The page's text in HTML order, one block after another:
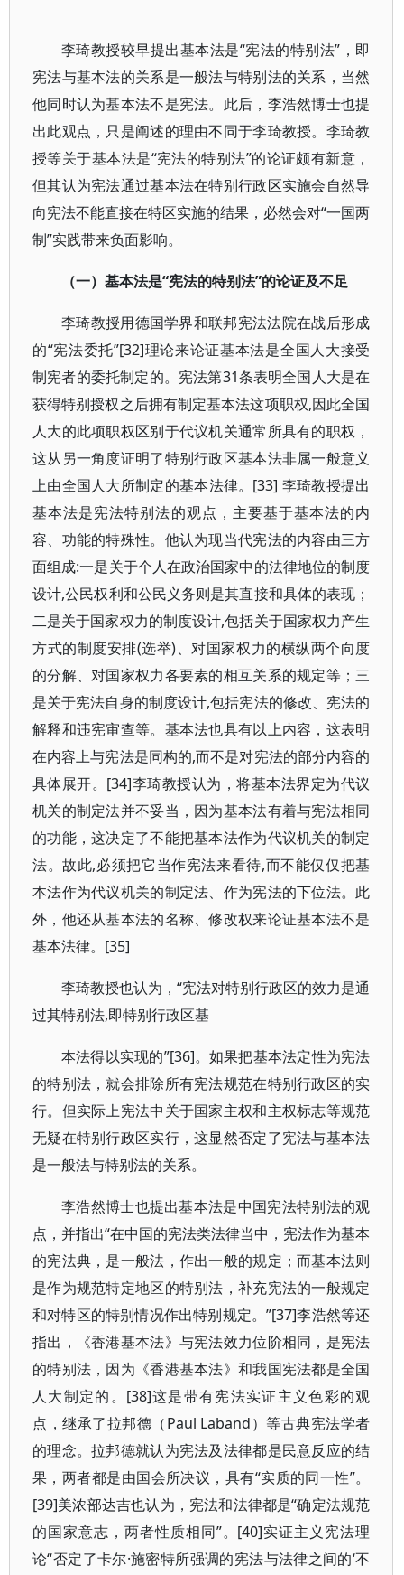
李琦教授较早提出基本法是“宪法的特别法”，即
宪法与基本法的关系是一般法与特别法的关系，当然
他同时认为基本法不是宪法。此后，李浩然博士也提
出此观点，只是阐述的理由不同于李琦教授。李琦教
授等关于基本法是“宪法的特别法”的论证颇有新意，
但其认为宪法通过基本法在特别行政区实施会自然导
向宪法不能直接在特区实施的结果，必然会对“一国两
制”实践带来负面影响。
（一）基本法是“宪法的特别法”的论证及不足
李琦教授用德国学界和联邦宪法法院在战后形成
的“宪法委托”[32]理论来论证基本法是全国人大接受
制宪者的委托制定的。宪法第31条表明全国人大是在
获得特别授权之后拥有制定基本法这项职权,因此全国
人大的此项职权区别于代议机关通常所具有的职权，
这从另一角度证明了特别行政区基本法非属一般意义
上由全国人大所制定的基本法律。[33] 李琦教授提出
基本法是宪法特别法的观点，主要基于基本法的内
容、功能的特殊性。他认为现当代宪法的内容由三方
面组成:一是关于个人在政治国家中的法律地位的制度
设计,公民权利和公民义务则是其直接和具体的表现；
二是关于国家权力的制度设计,包括关于国家权力产生
方式的制度安排(选举)、对国家权力的横纵两个向度
的分解、对国家权力各要素的相互关系的规定等；三
是关于宪法自身的制度设计,包括宪法的修改、宪法的
解释和违宪审查等。基本法也具有以上内容，这表明
在内容上与宪法是同构的,而不是对宪法的部分内容的
具体展开。[34]李琦教授认为，将基本法界定为代议
机关的制定法并不妥当，因为基本法有着与宪法相同
的功能，这决定了不能把基本法作为代议机关的制定
法。故此,必须把它当作宪法来看待,而不能仅仅把基
本法作为代议机关的制定法、作为宪法的下位法。此
外，他还从基本法的名称、修改权来论证基本法不是
基本法律。[35]
李琦教授也认为，“宪法对特别行政区的效力是通
过其特别法,即特别行政区基
本法得以实现的”[36]。如果把基本法定性为宪法
的特别法，就会排除所有宪法规范在特别行政区的实
行。但实际上宪法中关于国家主权和主权标志等规范
无疑在特别行政区实行，这显然否定了宪法与基本法
是一般法与特别法的关系。
李浩然博士也提出基本法是中国宪法特别法的观
点，并指出“在中国的宪法类法律当中，宪法作为基本
的宪法典，是一般法，作出一般的规定；而基本法则
是作为规范特定地区的特别法，补充宪法的一般规定
和对特区的特别情况作出特别规定。”[37]李浩然等还
指出，《香港基本法》与宪法效力位阶相同，是宪法
的特别法，因为《香港基本法》和我国宪法都是全国
人大制定的。[38]这是带有宪法实证主义色彩的观
点，继承了拉邦德（Paul Laband）等古典宪法学者
的理念。拉邦德就认为宪法及法律都是民意反应的结
果，两者都是由国会所决议，具有“实质的同一性”。
[39]美浓部达吉也认为，宪法和法律都是“确定法规范
的国家意志，两者性质相同”。[40]实证主义宪法理
论“否定了卡尔·施密特所强调的宪法与法律之间的‘不